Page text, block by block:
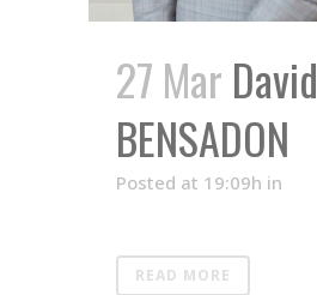
27 Mar David
BENSADON
Posted at 19:09h in
READ MORE